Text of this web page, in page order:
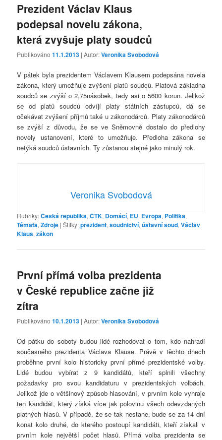
Prezident Václav Klaus
podepsal novelu zákona,
která zvyšuje platy soudců
Publikováno11.1.2013 | Autor:Veronika Svobodová
V pátek byla prezidentem Václavem Klausem podepsána novela
zákona, který umožňuje zvýšení platů soudců. Platová základna
soudců se zvýší o 2,75násobek, tedy asi o 5600 korun. Jelikož
se od platů soudců odvíjí platy státních zástupců, dá se
očekávat zvýšení příjmů také u zákonodárců. Platy zákonodárců
se zvýší z důvodu, že se ve Sněmovně dostalo do předlohy
novely ustanovení, které to umožňuje. Předloha zákona se
netýká soudců ústavních. Ty zůstanou stejné jako minulý rok.
Veronika Svobodová
Rubriky:Česká republika,ČTK, Domácí, EU, Evropa, Politika,
Témata,Zdroje |Štítky:prezident,soudnictví,ústavní soud,Václav
Klaus,zákon
První přímá volba prezidenta
v České republice začne již
zítra
Publikováno10.1.2013 | Autor:Veronika Svobodová
Od pátku do soboty budou lidé rozhodovat o tom, kdo nahradí
současného prezidenta Václava Klause. Právě v těchto dnech
proběhne první kolo historicky první přímé prezidentské volby.
Lidé budou vybírat z 9 kandidátů, kteří splnili všechny
požadavky pro svou kandidaturu v prezidentských volbách.
Jelikož jde o většinový způsob hlasování, v prvním kole vyhraje
ten kandidát, který získá více jak polovinu všech odevzdaných
platných hlasů. V případě, že se tak nestane, bude se za 14 dní
konat kolo druhé, do kterého postoupí kandidáti, kteří získali v
prvním kole největší počet hlasů. Přímá volba prezidenta se